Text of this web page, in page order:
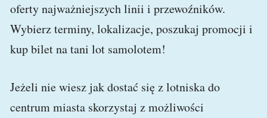
oferty najważniejszych linii i przewoźników.
Wybierz terminy, lokalizacje, poszukaj promocji i
kup bilet na tani lot samolotem!
Jeżeli nie wiesz jak dostać się z lotniska do
centrum miasta skorzystaj z możliwości